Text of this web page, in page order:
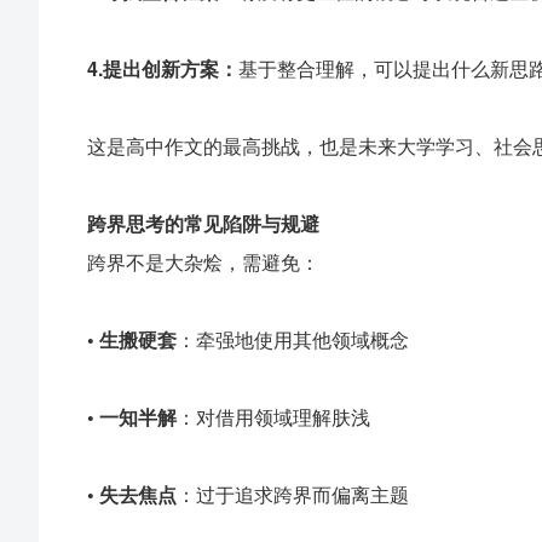
4.提出创新方案： 基于整合理解，可以提出什么新思
这是高中作文的最高挑战，也是未来大学学习、社会
跨界思考的常见陷阱与规避
跨界不是大杂烩，需避免：
• 生搬硬套 ：牵强地使用其他领域概念
• 一知半解：对借用领域理解肤浅
• 失去焦点 ：过于追求跨界而偏离主题